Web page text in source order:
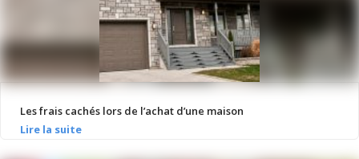
Les frais cachés lors de l’achat d’une maison